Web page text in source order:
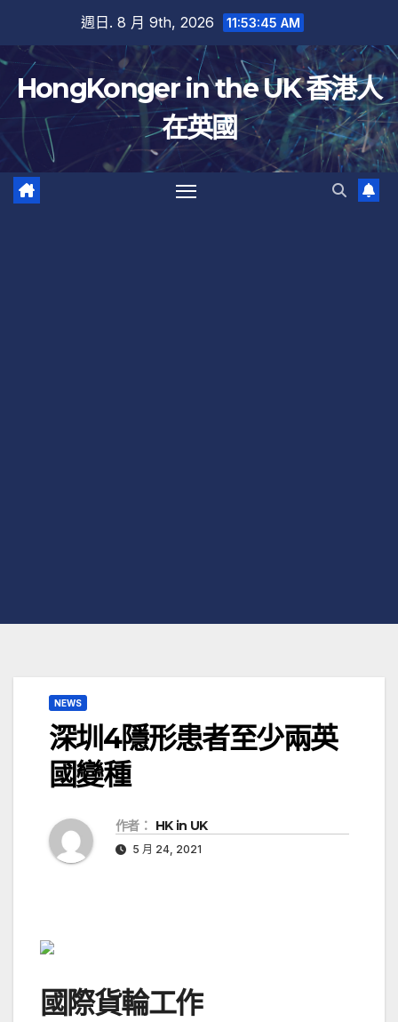
內
容
週日. 8 月 9th, 2026 11:53:45 AM
HongKonger in the UK 香港人
在英國
NEWS
深圳4隱形患者至少兩英
國變種
作者： HK in UK
5 月 24, 2021
國際貨輪工作